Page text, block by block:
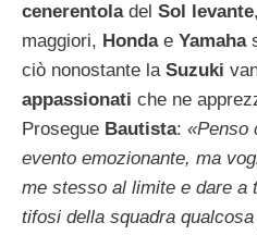
cenerentoladel Sol levante
maggiori, Hondae Yamaha
ciò nonostante la Suzuki
appassionati che ne
Prosegue Bautista: «Penso
evento emozionante, ma
me stesso al limite e dare a
tifosi della squadra